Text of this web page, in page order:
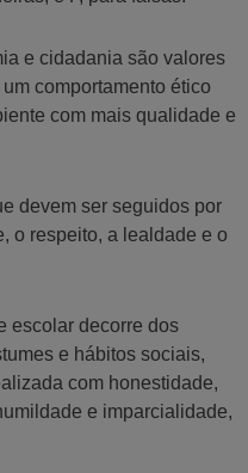
e cidadania são valores
comportamento ético
com mais qualidade e
devem ser seguidos por
o respeito, a lealdade e o
escolar decorre dos
e hábitos sociais,
com honestidade,
e imparcialidade,